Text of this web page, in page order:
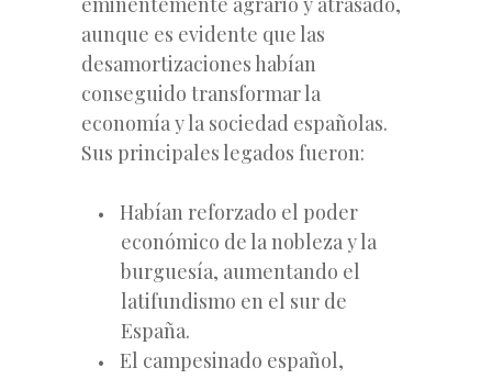
aunque es evidente que las
desamortizaciones habían
conseguido transformar la
economía y la sociedad españolas.
Sus principales legados fueron:
Habían reforzado el poder
económico de la nobleza y la
burguesía, aumentando el
latifundismo en el sur de
España.
El campesinado español,